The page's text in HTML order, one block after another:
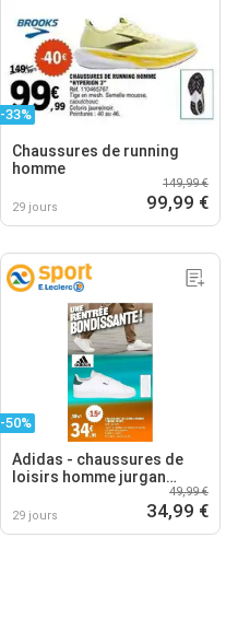
-33%
Chaussures de running
homme
29 jours
149,99 €
99,99 €
-50%
Adidas - chaussures de
loisirs homme jurgan
29 jours
49,99 €
34,99 €